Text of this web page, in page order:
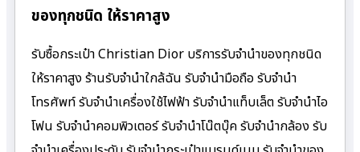
ของทุกชนิด ให้ราคาสูง
รับซื้อกระเป๋า Christian Dior บริการรับจำนำของทุกชนิด
ให้ราคาสูง ร้านรับจํานําใกล้ฉัน รับจำนำมือถือ รับจำนำ
โทรศัพท์ รับจำนำเครื่องใช้ไฟฟ้า รับจำนำแท็บเล็ต รับจำนำไอ
โฟน รับจำนำคอมพิวเตอร์ รับจำนำโน๊ตบุ๊ค รับจำนำกล้อง รับ